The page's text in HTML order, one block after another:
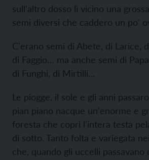
sull'altro dosso lì vicino una
semi diversi che caddero un po'
C'erano semi di Abete, di Larice,
di Faggio… ma anche semi di
di Funghi, di Mirtilli…
Le piogge, il sole e gli anni
pian piano nacque un'enorme e
foresta che coprì l'intera testa
di sotto. Tanto folta e variegata
che, quando gli uccelli passavano